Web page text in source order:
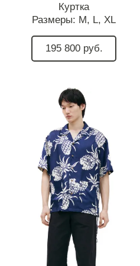
Куртка
Размеры: M, L, XL
195 800 руб.